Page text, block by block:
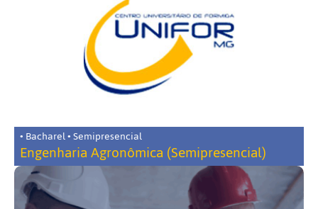
• Bacharel • Semipresencial
Engenharia Agronômica (Semipresencial)